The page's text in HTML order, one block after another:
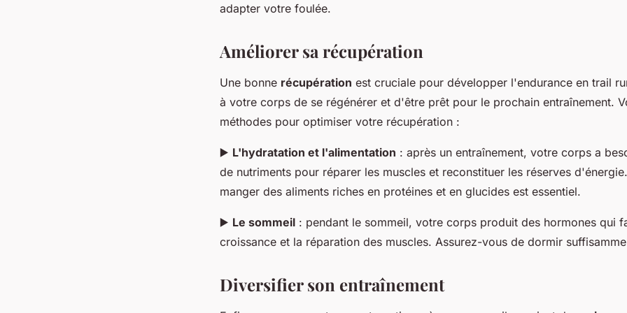
adapter votre foulée.
Améliorer sa récupération
Une bonne récupération est cruciale pour développer l'endurance en trail
à votre corps de se régénérer et d'être prêt pour le prochain entraînement.
méthodes pour optimiser votre récupération :
▶️ L'hydratation et l'alimentation : après un entraînement, votre corps a
de nutriments pour réparer les muscles et reconstituer les réserves
manger des aliments riches en protéines et en glucides est essentiel.
▶️ Le sommeil : pendant le sommeil, votre corps produit des hormones qui
croissance et la réparation des muscles. Assurez-vous de dormir
Diversifier son entraînement